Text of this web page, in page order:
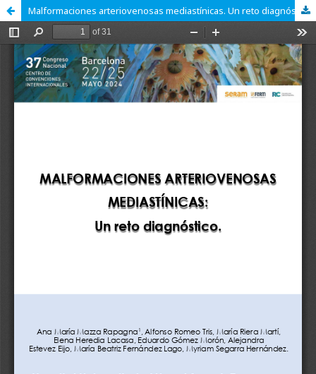
Malformaciones arteriovenosas mediastínicas. Un reto diagnóstico.